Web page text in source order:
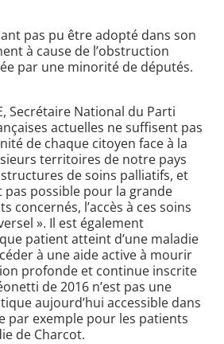
pas pu être adopté dans son
à cause de l’obstruction
par une minorité de députés.
Secrétaire National du Parti
actuelles ne suffisent pas
de chaque citoyen face à la
territoires de notre pays
de soins palliatifs, et
pas possible pour la grande
concernés, l’accès à ces soins
». Il est également
patient atteint d’une maladie
à une aide active à mourir
profonde et continue inscrite
de 2016 n’est pas une
aujourd’hui accessible dans
par exemple pour les patients
de Charcot.